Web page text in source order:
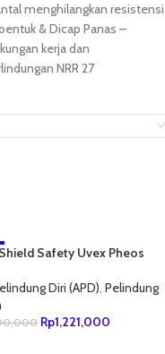
menghilangkan resistensi
& Dicap Panas –
kerja dan
NRR 27
Safety Uvex Pheos
Diri (APD), Pelindung
Rp1,221,000